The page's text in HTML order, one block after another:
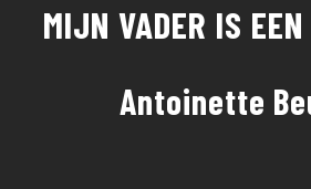
MIJN VADER IS
Antoinette